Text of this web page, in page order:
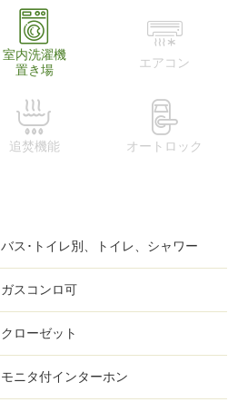
室内洗濯機
置き場
エアコン
追焚機能 オートロック
バス･トイレ別、トイレ、シャワー
ガスコンロ可
クローゼット
モニタ付インターホン